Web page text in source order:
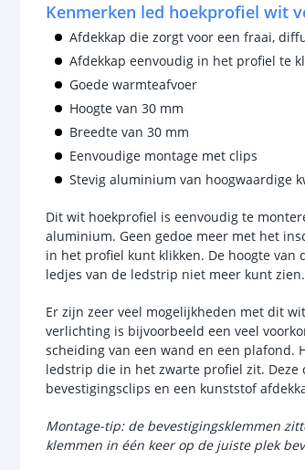
Kenmerken led hoekprofiel wit
Afdekkap die zorgt voor een fraai,
Afdekkap eenvoudig in het profiel te
Goede warmteafvoer
Hoogte van 30 mm
Breedte van 30 mm
Eenvoudige montage met clips
Stevig aluminium van hoogwaardige
Dit wit hoekprofiel is eenvoudig te
aluminium. Geen gedoe meer met het
in het profiel kunt klikken. De hoogte
ledjes van de ledstrip niet meer kunt zien.
Er zijn zeer veel mogelijkheden met dit
verlichting is bijvoorbeeld een veel
scheiding van een wand en een plafond.
ledstrip die in het zwarte profiel zit.
bevestigingsclips en een kunststof
Montage-tip: de bevestigingsklemmen
klemmen in één keer op de juiste plek